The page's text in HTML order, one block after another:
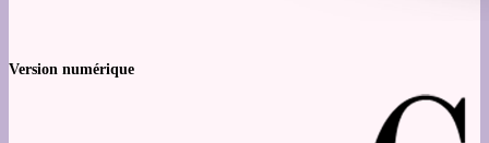
Version numérique